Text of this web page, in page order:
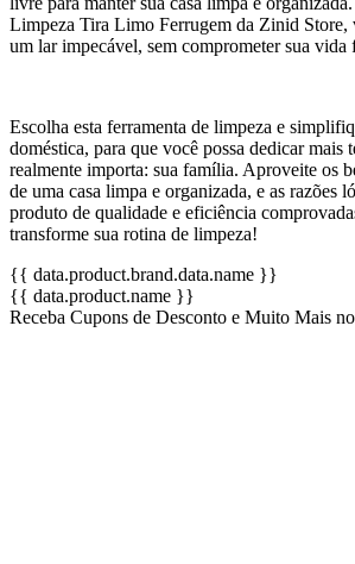
Limpeza Tira Limo Ferrugem da Zinid Store,
um lar impecável, sem comprometer sua
Escolha esta ferramenta de limpeza e
doméstica, para que você possa dedicar mais
realmente importa: sua família. Aproveite os
de uma casa limpa e organizada, e as razões
produto de qualidade e eficiência
transforme sua rotina de limpeza!
{{ data.product.brand.data.name }}
{{ data.product.name }}
Receba Cupons de Desconto e Muito Mais